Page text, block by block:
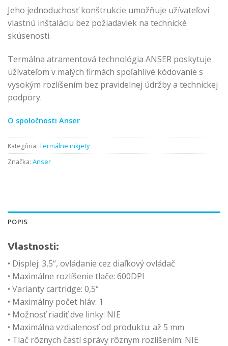
Jeho jednoduchosť konštrukcie umožňuje užívateľovi
vlastnú inštaláciu bez požiadaviek na technické
skúsenosti.
Termálna atramentová technológia ANSER poskytuje
užívateľom v malých firmách spoľahlivé kódovanie s
vysokým rozlíšením bez pravidelnej údržby a technickej
podpory.
O spoločnosti Anser
Kategória: Termálne inkjety
Značka: Anser
POPIS
Vlastnosti:
• Displej: 3,5“, ovládanie cez diaľkový ovládač
• Maximálne rozlíšenie tlače: 600DPI
• Varianty cartridge: 0,5“
• Maximálny počet hláv: 1
• Možnosť riadiť dve linky: NIE
• Maximálna vzdialenosť od produktu: až 5 mm
• Tlač rôznych častí správy rôznym rozlíšením: NIE